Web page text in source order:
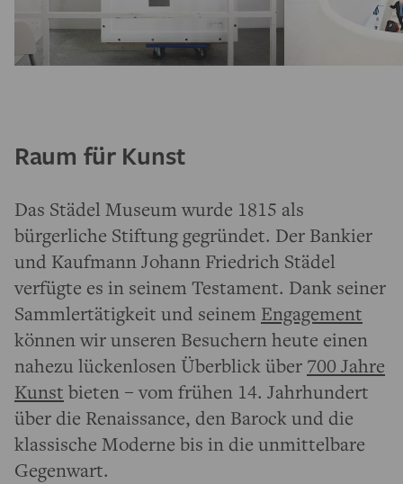
Raum für Kunst
Das Städel Museum wurde 1815 als
bürgerliche Stiftung gegründet. Der Bankier
und Kaufmann Johann Friedrich Städel
verfügte es in seinem Testament. Dank seiner
Sammlertätigkeit und seinem Engagement
können wir unseren Besuchern heute einen
nahezu lückenlosen Überblick über 700 Jahre
Kunst bieten – vom frühen 14. Jahrhundert
über die Renaissance, den Barock und die
klassische Moderne bis in die unmittelbare
Gegenwart.